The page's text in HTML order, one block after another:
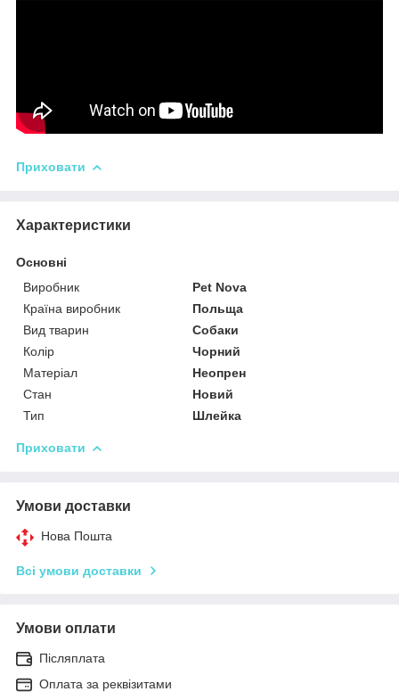
Приховати
Характеристики
Основні
Виробник
Pet Nova
Країна виробник
Польща
Вид тварин
Собаки
Колір
Чорний
Матеріал
Неопрен
Стан
Новий
Тип
Шлейка
Приховати
Умови доставки
Нова Пошта
Всі умови доставки
Умови оплати
Післяплата
Оплата за реквізитами